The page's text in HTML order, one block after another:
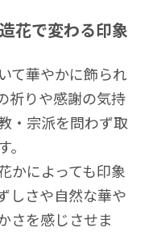
花で変わる印象
て華やかに飾られ
祈りや感謝の気持
・宗派を問わず取
かによっても印象
しさや自然な華や
さを感じさせま